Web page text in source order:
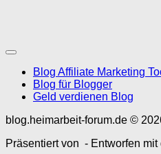
Blog Affiliate Marketing
Blog für Blogger
Geld verdienen Blog
blog.heimarbeit-forum.de ©
Präsentiert von - Entworfen mit